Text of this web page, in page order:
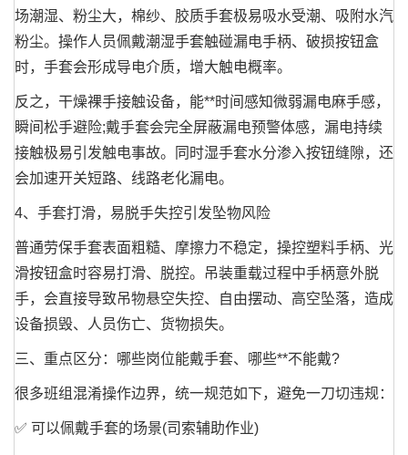
场潮湿、粉尘大，棉纱、胶质手套极易吸水受潮、吸附水汽
粉尘。操作人员佩戴潮湿手套触碰漏电手柄、破损按钮盒
时，手套会形成导电介质，增大触电概率。
反之，干燥裸手接触设备，能**时间感知微弱漏电麻手感，
瞬间松手避险;戴手套会完全屏蔽漏电预警体感，漏电持续
接触极易引发触电事故。同时湿手套水分渗入按钮缝隙，还
会加速开关短路、线路老化漏电。
4、手套打滑，易脱手失控引发坠物风险
普通劳保手套表面粗糙、摩擦力不稳定，操控塑料手柄、光
滑按钮盒时容易打滑、脱控。吊装重载过程中手柄意外脱
手，会直接导致吊物悬空失控、自由摆动、高空坠落，造成
设备损毁、人员伤亡、货物损失。
三、重点区分：哪些岗位能戴手套、哪些**不能戴?
很多班组混淆操作边界，统一规范如下，避免一刀切违规：
✅ 可以佩戴手套的场景(司索辅助作业)